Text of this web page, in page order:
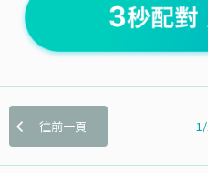
往前一頁